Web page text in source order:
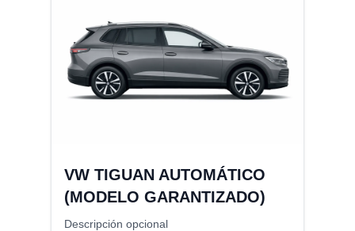
VW TIGUAN AUTOMÁTICO
(MODELO GARANTIZADO)
Descripción opcional